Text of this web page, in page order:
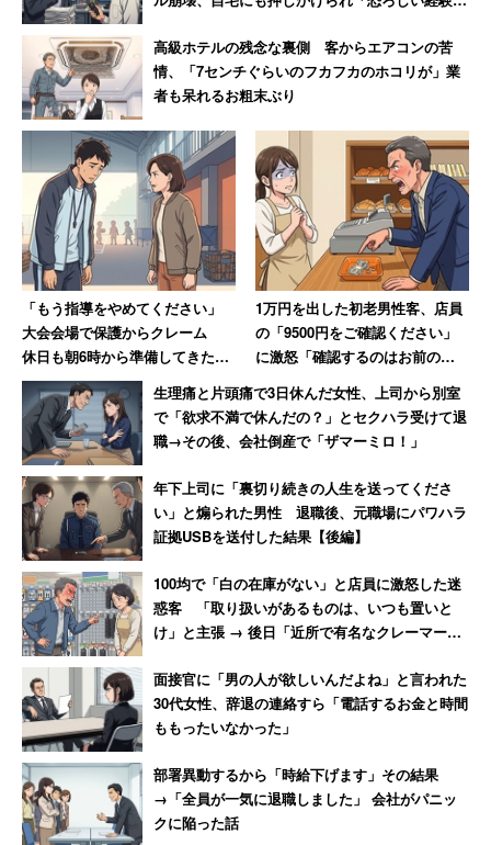
動画となるとその緊張感が落ちてしまいがちです。成績が
中・下位の子どもは、勉強への苦手意識が大きいことが多
く、人がいないと集中力が続かないということに繋がりや
すくなります。
実際、私も前職がオンライン予備校を経営する会社でその
実態を見てきましたが、明らかにオンライン予備校は偏差
値55から60の生徒をターゲットにして戦略を立てていま
した。一方で偏差値60以上になると、大手予備校のハイレ
ベルでカリスマ的な先生の授業を生で見て勉強したいとい
う傾向が強く、オンライン予備校は偏差値55から60ゾー
ンが最も相性が良いように感じました。
勉強が苦手な子どもでも、自分の好きな動画
なら勉強に向かえることも多い
それなら勉強に苦手意識が強い子どもには、学習系動画が
お勧めできないかというと、そうではありません。特に今
はYouTubeに面白くて良質なものがたくさんあります。例
えば、ボカロ好きな子どもなら、Vocaloid初音ミクが唄う
「ボカロで覚える中学理科」「ボカロで覚える中学英単
語/数学」などがあります。
「鬼滅の刃」や「呪術廻戦」といったアニメが好きな子ど
もには、セリフを英語で覚える動画が良いかもしれませ
ん。特に語学系は動画で勉強するとネイティブの発音が聴
高級ホテルの残念な裏側 客からエアコンの苦
情、「7センチぐらいのフカフカのホコリが」業
者も呆れるお粗末ぶり
「もう指導をやめてください」
大会会場で保護からクレーム
休日も朝6時から準備してきた部
活動の指導者が思うこと
1万円を出した初老男性客、店員
の「9500円をご確認ください」
に激怒「確認するのはお前の仕
大人しくなる
生理痛と片頭痛で3日休んだ女性、上司から別室
で「欲求不満で休んだの？」とセクハラ受けて退
職→その後、会社倒産で「ザマーミロ！」
年下上司に「裏切り続きの人生を送ってくださ
い」と煽られた男性 退職後、元職場にパワハラ
証拠USBを送付した結果【後編】
100均で「白の在庫がない」と店員に激怒した迷
惑客 「取り扱いがあるものは、いつも置いと
け」と主張 → 後日「近所で有名なクレーマー」
面接官に「男の人が欲しいんだよね」と言われた
30代女性、辞退の連絡すら「電話するお金と時間
ももったいなかった」
部署異動するから「時給下げます」その結果
→「全員が一気に退職しました」 会社がパニッ
クに陥った話